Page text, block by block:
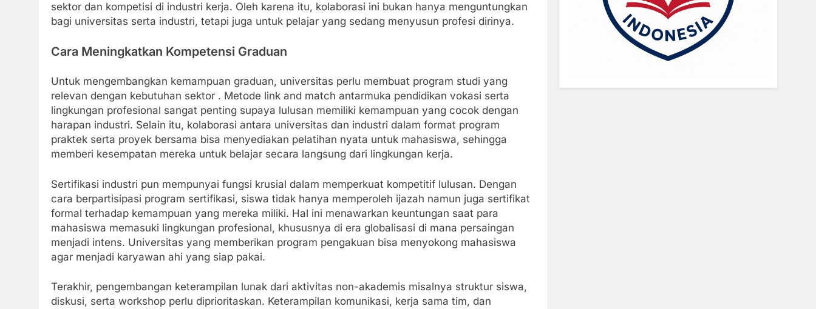
sektor dan kompetisi di industri kerja. Oleh karena itu, kolaborasi ini bukan hanya menguntungkan
bagi universitas serta industri, tetapi juga untuk pelajar yang sedang menyusun profesi dirinya.
Cara Meningkatkan Kompetensi Graduan
Untuk mengembangkan kemampuan graduan, universitas perlu membuat program studi yang
relevan dengan kebutuhan sektor . Metode link and match antarmuka pendidikan vokasi serta
lingkungan profesional sangat penting supaya lulusan memiliki kemampuan yang cocok dengan
harapan industri. Selain itu, kolaborasi antara universitas dan industri dalam format program
praktek serta proyek bersama bisa menyediakan pelatihan nyata untuk mahasiswa, sehingga
memberi kesempatan mereka untuk belajar secara langsung dari lingkungan kerja.
Sertifikasi industri pun mempunyai fungsi krusial dalam memperkuat kompetitif lulusan. Dengan
cara berpartisipasi program sertifikasi, siswa tidak hanya memperoleh ijazah namun juga sertifikat
formal terhadap kemampuan yang mereka miliki. Hal ini menawarkan keuntungan saat para
mahasiswa memasuki lingkungan profesional, khususnya di era globalisasi di mana persaingan
menjadi intens. Universitas yang memberikan program pengakuan bisa menyokong mahasiswa
agar menjadi karyawan ahi yang siap pakai.
Terakhir, pengembangan keterampilan lunak dari aktivitas non-akademis misalnya struktur siswa,
diskusi, serta workshop perlu diprioritaskan. Keterampilan komunikasi, kerja sama tim, dan